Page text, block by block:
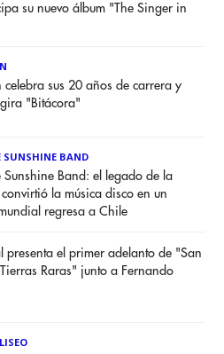
su nuevo álbum "The Singer in
celebra sus 20 años de carrera y
"Bitácora"
SUNSHINE BAND
Sunshine Band: el legado de la
la música disco en un
regresa a Chile
presenta el primer adelanto de "San
Raras" junto a Fernando